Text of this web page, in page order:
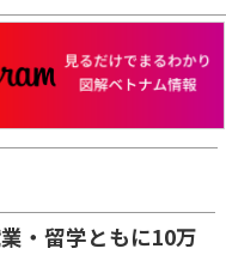
・留学ともに10万